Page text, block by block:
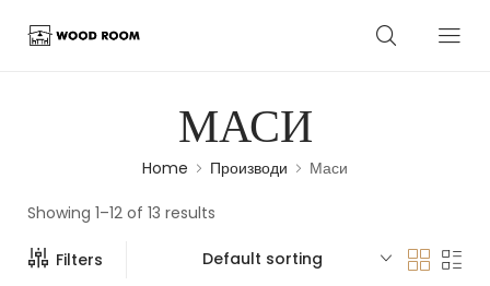
МАСИ
Home Производи Маси
Showing 1–12 of 13 results
Filters Default sorting